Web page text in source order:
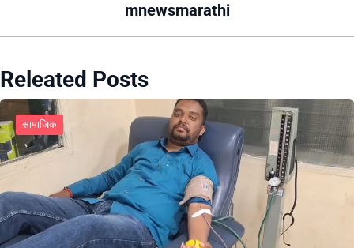
mnewsmarathi
Releated Posts
सामाजिक